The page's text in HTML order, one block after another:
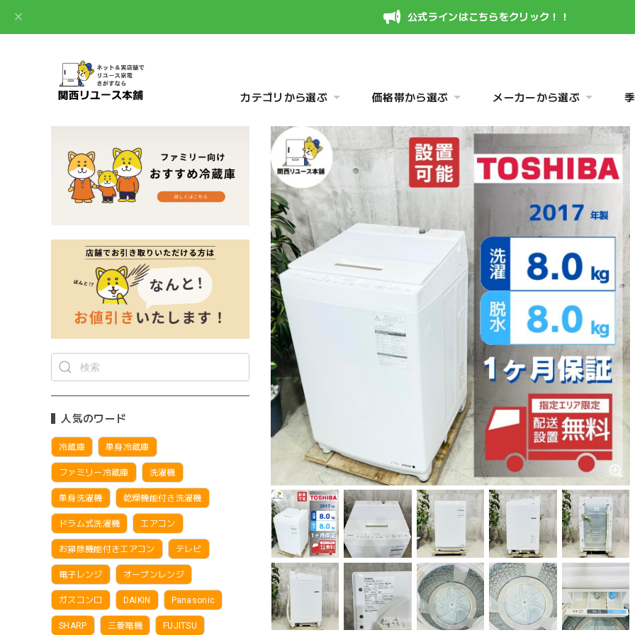
公式ラインはこちらをクリック！！
カテゴリから選ぶ 価格帯から選ぶ メーカーから選ぶ
人気のワード
冷蔵庫 単身冷蔵庫
ファミリー冷蔵庫 洗濯機
単身洗濯機 乾燥機能付き洗濯機
ドラム式洗濯機 エアコン
お掃除機能付きエアコン テレビ
電子レンジ オーブンレンジ
ガスコンロ DAIKIN Panasonic
SHARP 三菱電機 FUJITSU